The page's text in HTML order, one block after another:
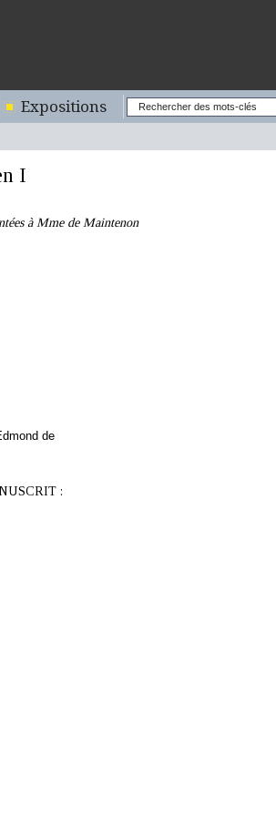
Expositions
I
à Mme de Maintenon
de
: